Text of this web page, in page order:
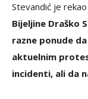
Stevandić je
Bijeljine Draško
razne ponude
aktuelnim
incidenti, ali da